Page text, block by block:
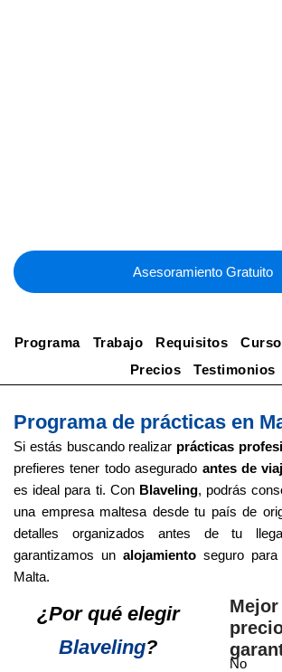
Asesoramiento Gratuito
Programa Trabajo Requisitos
Precios
Testimonios
Programa de prácticas en
Si estás buscando realizar prácticas
prefieres tener todo asegurado antes de
es ideal para ti. Con Blaveling, podrás
una empresa maltesa desde tu país de
detalles organizados antes de tu
garantizamos un alojamiento seguro
Malta.
¿Por qué elegir
Blaveling?
Mejor
No